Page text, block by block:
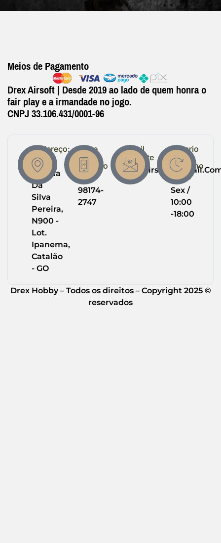
Meios de Pagamento
Drex Airsoft | Desde 2019 ao lado de quem honra o
fair play e a irmandade no jogo.
CNPJ 33.106.431/0001-96
Endereço:
R.
Helena
Da
Silva
Pereira,
N900 -
Lot.
Ipanema,
Catalão
- GO
Entre
em
Contato
(64)
98174-
2747
Email
Suporte
Horario
de
Trabalho
Seg -
Sex /
10:00
-18:00
Drex Hobby – Todos os direitos – Copyright 2025 ©
reservados